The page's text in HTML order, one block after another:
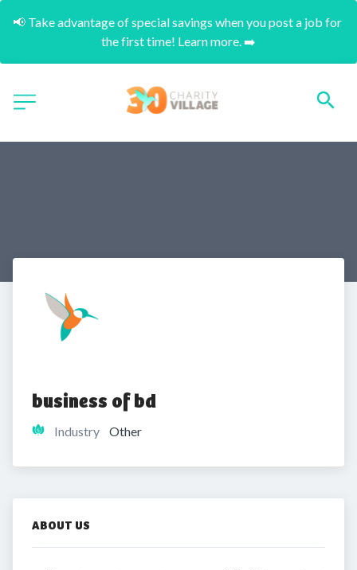
📢 Take advantage of special savings when you post a job for
the first time! Learn more. ➡️
business of bd
Industry Other
ABOUT US